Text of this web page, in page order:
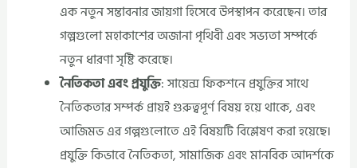
এক নতুন সম্ভাবনার জায়গা হিসেবে উপস্থাপন করেছেন। তার
গল্পগুলো মহাকাশের অজানা পৃথিবী এবং সভ্যতা সম্পর্কে
নতুন ধারণা সৃষ্টি করেছে।
নৈতিকতা এবং প্রযুক্তি: সায়েন্স ফিকশনে প্রযুক্তির সাথে
নৈতিকতার সম্পর্ক প্রায়ই গুরুত্বপূর্ণ বিষয় হয়ে থাকে, এবং
আজিমভ এর গল্পগুলোতে এই বিষয়টি বিশ্লেষণ করা হয়েছে।
প্রযুক্তি কিভাবে নৈতিকতা, সামাজিক এবং মানবিক আদর্শকে